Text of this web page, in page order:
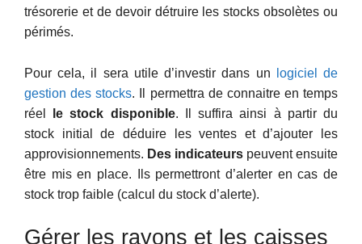
trésorerie et de devoir détruire les stocks obsolètes ou
périmés.
Pour cela, il sera utile d’investir dans un
logiciel de
gestion des stocks. Il permettra de connaitre en temps
réel
le stock disponible. Il suffira ainsi à partir du
stock initial de déduire les ventes et d’ajouter les
approvisionnements. Des indicateurs peuvent ensuite
être mis en place. Ils permettront d’alerter en cas de
stock trop faible (calcul du stock d’alerte).
Gérer les rayons et les caisses